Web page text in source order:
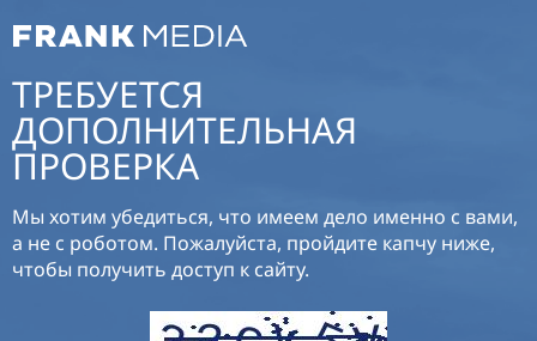
ТРЕБУЕТСЯ
ДОПОЛНИТЕЛЬНАЯ
ПРОВЕРКА
Мы хотим убедиться, что имеем дело именно с вами,
а не с роботом. Пожалуйста, пройдите капчу ниже,
чтобы получить доступ к сайту.